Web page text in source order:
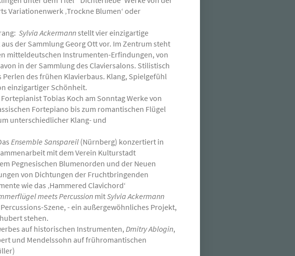
Variationenwerk ‚Trockne Blumen‘ oder
Sylvia Ackermannstellt vier einzigartige
der Sammlung Georg Ott vor. Im Zentrum steht
mitteldeutschen Instrumenten-Erfindungen, von
in der Sammlung des Claviersalons. Stilistisch
des frühen Klavierbaus. Klang, Spielgefühl
einzigartiger Schönheit.
Tobias Koch am Sonntag Werke von
Fortepiano bis zum romantischen Flügel
unterschiedlicher Klang- und
Ensemble Sanspareil (Nürnberg) konzertiert in
mit dem Verein Kulturstadt
Pegnesischen Blumenorden und der Neuen
von Dichtungen der Fruchtbringenden
wie das ‚Hammered Clavichord‘
meets Percussion mitSylvia Ackermann
Szene, - ein außergewöhnliches Projekt,
stehen.
auf historischen Instrumenten, Dmitry Ablogin,
und Mendelssohn auf frühromantischen